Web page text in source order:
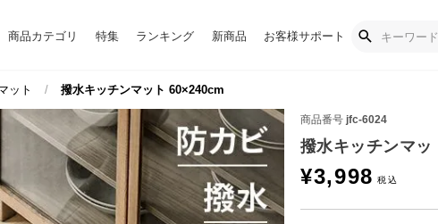
商品カテゴリ 特集 ランキング 新商品 お客様サポート
ット 撥水キッチンマット 60×240cm
商品番号 jfc-6024
撥水キッチンマ
¥3,998